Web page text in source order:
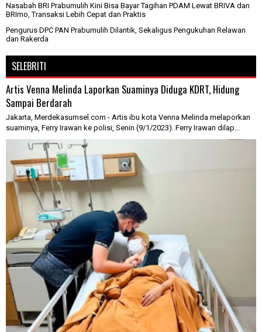
Nasabah BRI Prabumulih Kini Bisa Bayar Tagihan PDAM Lewat BRIVA dan
BRImo, Transaksi Lebih Cepat dan Praktis
Pengurus DPC PAN Prabumulih Dilantik, Sekaligus Pengukuhan Relawan
dan Rakerda
SELEBRITI
Artis Venna Melinda Laporkan Suaminya Diduga KDRT, Hidung
Sampai Berdarah
Jakarta, Merdekasumsel.com - Artis ibu kota Venna Melinda melaporkan
suaminya, Ferry Irawan ke polisi, Senin (9/1/2023). Ferry Irawan dilap...